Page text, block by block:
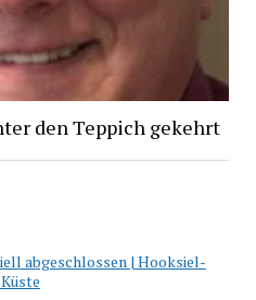
den Teppich gekehrt
abgeschlossen | Hooksiel-